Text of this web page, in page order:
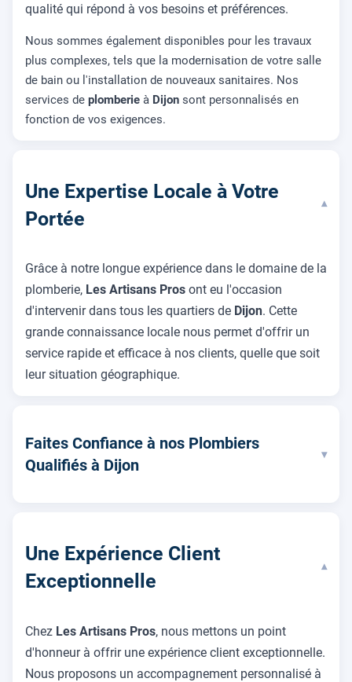
qualité qui répond à vos besoins et préférences.
Nous sommes également disponibles pour les travaux
plus complexes, tels que la modernisation de votre salle
de bain ou l'installation de nouveaux sanitaires. Nos
services de plomberie à Dijon sont personnalisés en
fonction de vos exigences.
Une Expertise Locale à Votre
Portée
▾
Grâce à notre longue expérience dans le domaine de la
plomberie, Les Artisans Pros ont eu l'occasion
d'intervenir dans tous les quartiers de Dijon. Cette
grande connaissance locale nous permet d'offrir un
service rapide et efficace à nos clients, quelle que soit
leur situation géographique.
Faites Confiance à nos Plombiers
Qualifiés à Dijon
▾
Une Expérience Client
Exceptionnelle
▾
Chez Les Artisans Pros, nous mettons un point
d'honneur à offrir une expérience client exceptionnelle.
Nous proposons un accompagnement personnalisé à